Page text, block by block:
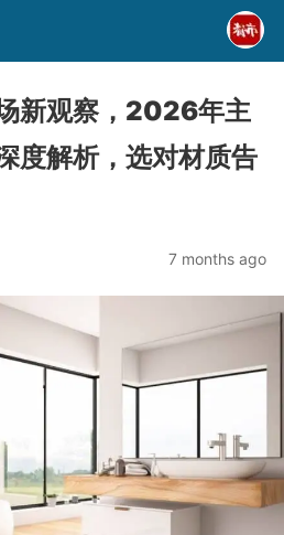
新观察，2026年主
度解析，选对材质告
7 months ago